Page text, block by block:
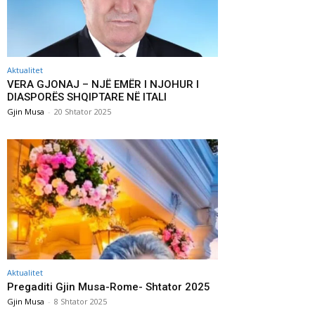
Aktualitet
VERA GJONAJ – NJË EMËR I NJOHUR I
DIASPORËS SHQIPTARE NË ITALI
Gjin Musa - 20 Shtator 2025
Aktualitet
Pregaditi Gjin Musa-Rome- Shtator 2025
Gjin Musa - 8 Shtator 2025